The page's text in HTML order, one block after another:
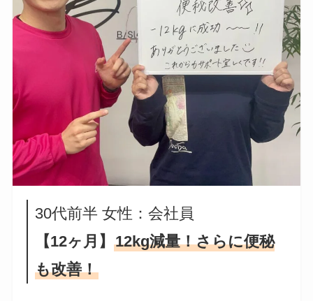
30代前半 女性：会社員
【12ヶ月】12kg減量！さらに便秘
も改善！